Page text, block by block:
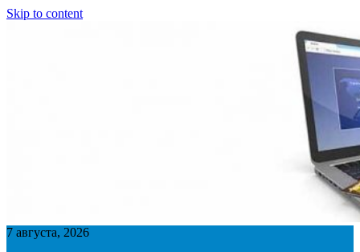
Skip to content
7 августа, 2026